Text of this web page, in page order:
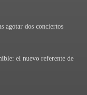
agotar dos conciertos
el nuevo referente de